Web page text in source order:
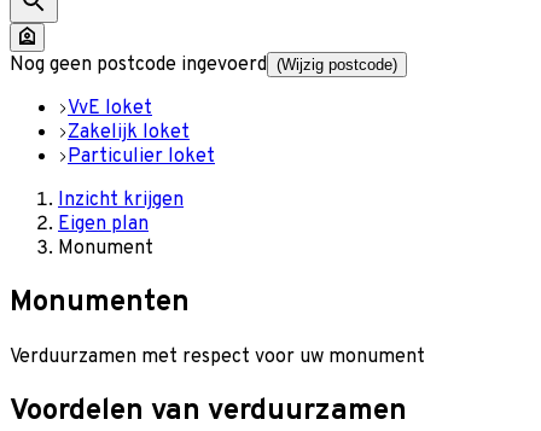
Nog geen postcode ingevoerd (Wijzig postcode)
VvE loket
Zakelijk loket
Particulier loket
Inzicht krijgen
Eigen plan
Monument
Monumenten
Verduurzamen met respect voor uw monument
Voordelen van verduurzamen